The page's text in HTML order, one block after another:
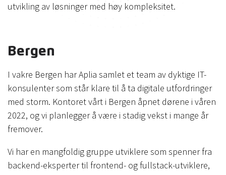
utvikling av løsninger med høy kompleksitet.
Bergen
I vakre Bergen har Aplia samlet et team av dyktige IT-
konsulenter som står klare til å ta digitale utfordringer
med storm. Kontoret vårt i Bergen åpnet dørene i våren
2022, og vi planlegger å være i stadig vekst i mange år
fremover.
Vi har en mangfoldig gruppe utviklere som spenner fra
backend-eksperter til frontend- og fullstack-utviklere,